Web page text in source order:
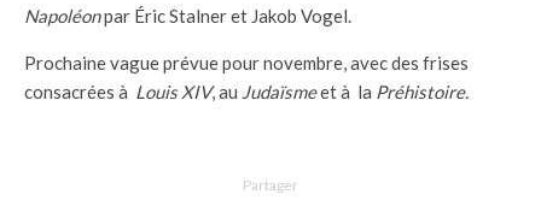
Napoléonpar Éric Stalner et Jakob Vogel.
Prochaine vague prévue pour novembre, avec des frises
consacrées à Louis XIV, au Judaïsmeet à la Préhistoire.
Partager